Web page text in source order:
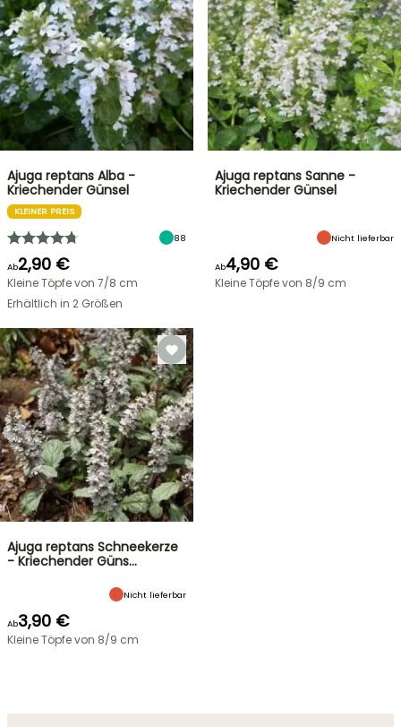
Ajuga reptans Alba -
Kriechender Günsel
KLEINER PREIS
88
Ab2,90 €
Kleine Töpfe von 7/8 cm
Erhältlich in 2 Größen
Ajuga reptans Sanne -
Kriechender Günsel
Nicht lieferbar
Ab4,90 €
Kleine Töpfe von 8/9 cm
Ajuga reptans Schneekerze
- Kriechender Güns…
Nicht lieferbar
Ab3,90 €
Kleine Töpfe von 8/9 cm